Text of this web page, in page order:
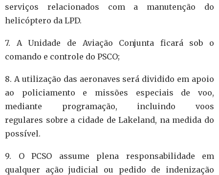
serviços relacionados com a manutenção do
helicóptero da LPD.
7. A Unidade de Aviação Conjunta ficará sob o
comando e controle do PSCO;
8. A utilização das aeronaves será dividido em apoio
ao policiamento e missões especiais de voo,
mediante programação, incluindo voos
regulares sobre a cidade de Lakeland, na medida do
possível.
9. O PCSO assume plena responsabilidade em
qualquer ação judicial ou pedido de indenização